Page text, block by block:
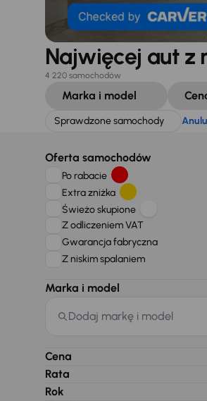
Najwięcej aut z
4 220 samochodów
Marka i model
Sprawdzone samochody
Oferta samochodów
Po rabacie
Extra zniżka
Świeżo skupione
Z odliczeniem VAT
Gwarancja fabryczna
Z niskim spalaniem
Marka i model
Dodaj markę i model
Cena
Rata
Rok